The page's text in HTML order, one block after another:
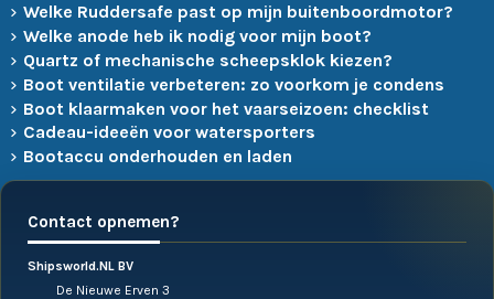
Welke Ruddersafe past op mijn buitenboordmotor?
Welke anode heb ik nodig voor mijn boot?
Quartz of mechanische scheepsklok kiezen?
Boot ventilatie verbeteren: zo voorkom je condens
Boot klaarmaken voor het vaarseizoen: checklist
Cadeau-ideeën voor watersporters
Bootaccu onderhouden en laden
Contact opnemen?
Shipsworld.NL BV
De Nieuwe Erven 3